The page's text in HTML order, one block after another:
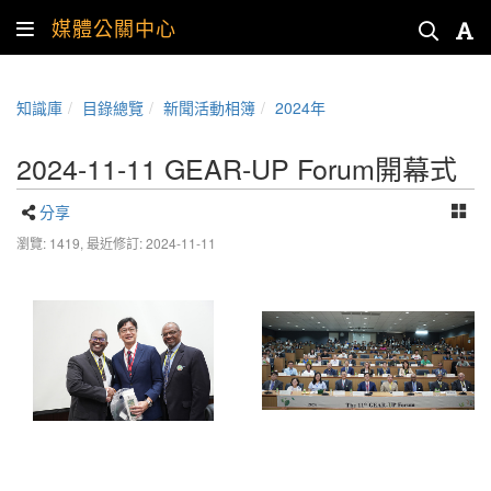
媒體公關中心
知識庫 目錄總覽 新聞活動相簿 2024年
2024-11-11 GEAR-UP Forum開幕式
分享
瀏覽: 1419, 最近修訂: 2024-11-11